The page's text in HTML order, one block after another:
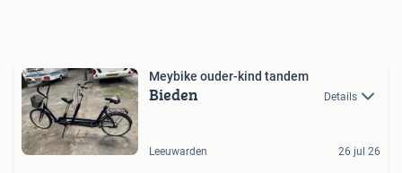
Meybike ouder-kind tandem
Bieden Details
Leeuwarden 26 jul 26